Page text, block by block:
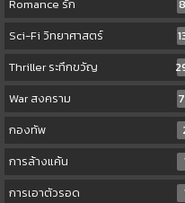
Romance รัก
Sci-Fi วิทยาศาสตร์
Thriller ระทึกขวัญ
War สงคราม
กองทัพ
การล้างแค้น
การเอาตัวรอด